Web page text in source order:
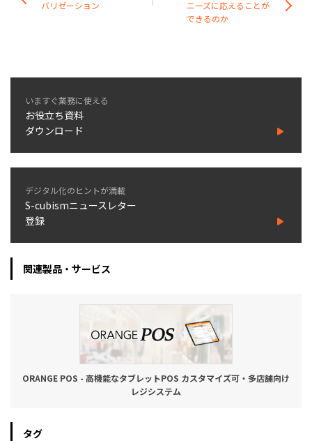
バリゼーション
ニーズに応えることが
できるのか
いますぐ業務に使える
お役立ち資料
ダウンロード
デジタル化のヒントが満載
S-cubismニュースレター
登録
関連製品・サービス
ORANGE POS - 高機能なタブレットPOS カスタマイズ可・多店舗向け
レジシステム
タグ